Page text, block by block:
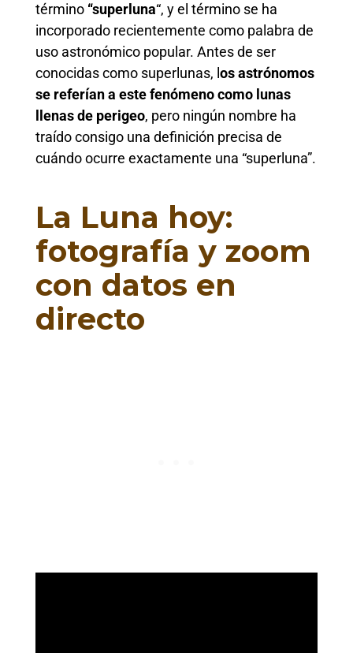
término “superluna“, y el término se ha
incorporado recientemente como palabra de
uso astronómico popular. Antes de ser
conocidas como superlunas, l os astrónomos
se referían a este fenómeno como lunas
llenas de perigeo, pero ningún nombre ha
traído consigo una definición precisa de
cuándo ocurre exactamente una “superluna”.
La Luna hoy:
fotografía y zoom
con datos en
directo